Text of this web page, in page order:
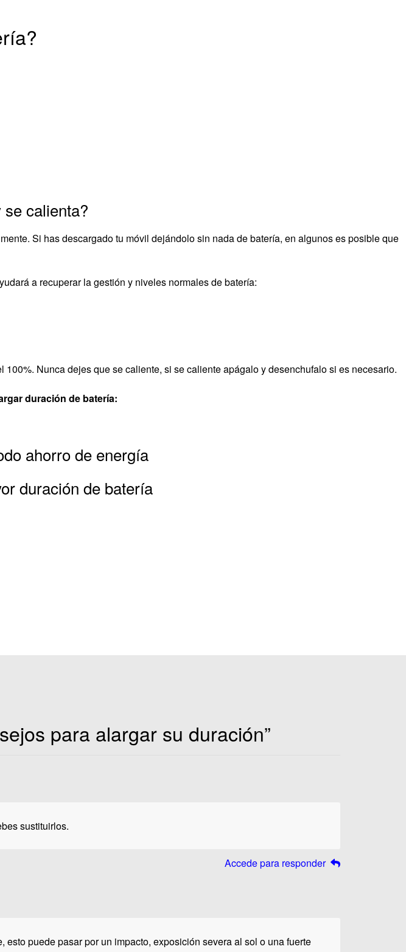
calienta?
Si has descargado tu móvil dejándolo sin nada de batería, en algunos es posible que
a recuperar la gestión y niveles normales de batería:
Nunca dejes que se caliente, si se caliente apágalo y desenchufalo si es necesario.
duración de batería:
ahorro de energía
duración de batería
para alargar su duración”
sustituirlos.
Accede para responder
esto puede pasar por un impacto, exposición severa al sol o una fuerte